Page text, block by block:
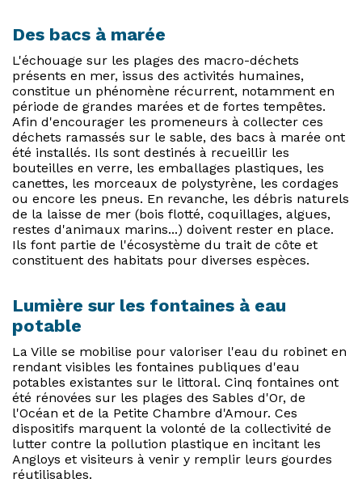
Des bacs à marée
L'échouage sur les plages des macro-déchets
présents en mer, issus des activités humaines,
constitue un phénomène récurrent, notamment en
période de grandes marées et de fortes tempêtes.
Afin d'encourager les promeneurs à collecter ces
déchets ramassés sur le sable, des bacs à marée ont
été installés. Ils sont destinés à recueillir les
bouteilles en verre, les emballages plastiques, les
canettes, les morceaux de polystyrène, les cordages
ou encore les pneus. En revanche, les débris naturels
de la laisse de mer (bois flotté, coquillages, algues,
restes d'animaux marins...) doivent rester en place.
Ils font partie de l'écosystème du trait de côte et
constituent des habitats pour diverses espèces.
Lumière sur les fontaines à eau
potable
La Ville se mobilise pour valoriser l'eau du robinet en
rendant visibles les fontaines publiques d'eau
potables existantes sur le littoral. Cinq fontaines ont
été rénovées sur les plages des Sables d'Or, de
l'Océan et de la Petite Chambre d'Amour. Ces
dispositifs marquent la volonté de la collectivité de
lutter contre la pollution plastique en incitant les
Angloys et visiteurs à venir y remplir leurs gourdes
réutilisables.